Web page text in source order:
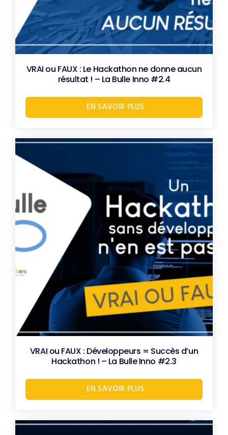
VRAI ou FAUX : Le Hackathon ne donne aucun
résultat ! – La Bulle Inno #2.4
EN SAVOIR PLUS
VRAI ou FAUX : Développeurs = Succès d’un
Hackathon ! – La Bulle Inno #2.3
EN SAVOIR PLUS